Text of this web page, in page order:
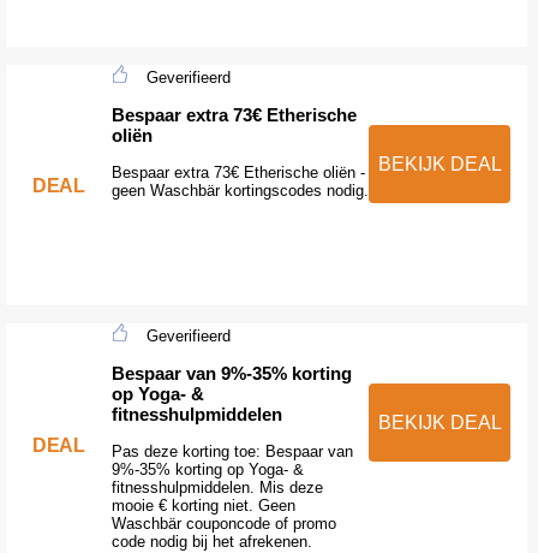
DEAL
Geverifieerd
Bespaar extra 73€ Etherische
oliën
Bespaar extra 73€ Etherische oliën -
geen Waschbär kortingscodes nodig.
BEKIJK DEAL
DEAL
Geverifieerd
Bespaar van 9%-35% korting
op Yoga- &
fitnesshulpmiddelen
Pas deze korting toe: Bespaar van
9%-35% korting op Yoga- &
fitnesshulpmiddelen. Mis deze
mooie € korting niet. Geen
Waschbär couponcode of promo
code nodig bij het afrekenen.
BEKIJK DEAL